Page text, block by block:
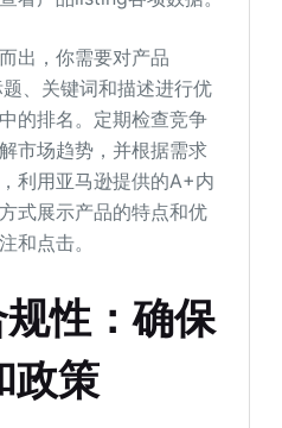
出，你需要对产品
、关键词和描述进行优
的排名。定期检查竞争
市场趋势，并根据需求
利用亚马逊提供的A+内
式展示产品的特点和优
和点击。
性：确保
政策